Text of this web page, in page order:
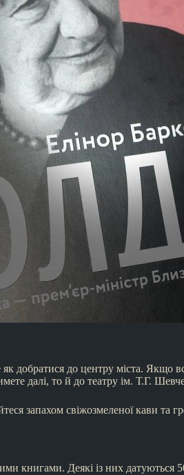
добратися до центру міста. Якщо
далі, то й до театру ім. Т.Г.
запахом свіжозмеленої кави та
книгами. Деякі із них